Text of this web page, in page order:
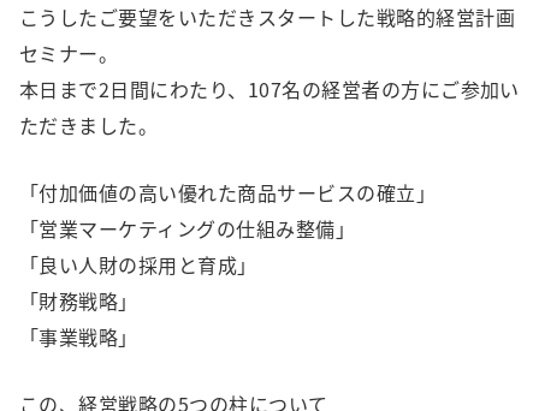
こうしたご要望をいただきスタートした戦略的経営計画
セミナー。
本日まで2日間にわたり、107名の経営者の方にご参加い
ただきました。
「付加価値の高い優れた商品サービスの確立」
「営業マーケティングの仕組み整備」
「良い人財の採用と育成」
「財務戦略」
「事業戦略」
この、経営戦略の5つの柱について